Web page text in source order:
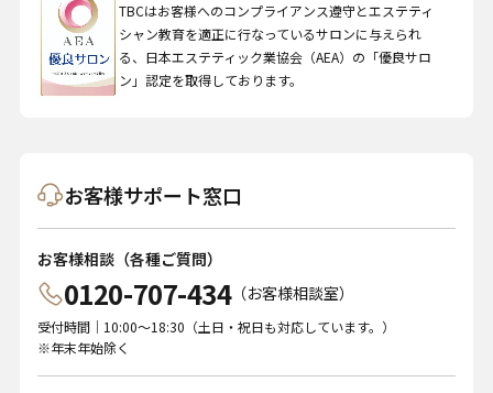
TBCはお客様へのコンプライアンス遵守とエステティ
シャン教育を適正に行なっているサロンに与えられ
る、日本エステティック業協会（AEA）の「優良サロ
ン」認定を取得しております。
お客様サポート窓口
お客様相談（各種ご質問）
0120-707-434（お客様相談室）
受付時間｜10:00～18:30（土日・祝日も対応しています。）
※年末年始除く